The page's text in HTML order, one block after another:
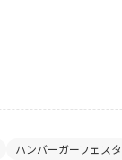
ハンバーガーフェスタ